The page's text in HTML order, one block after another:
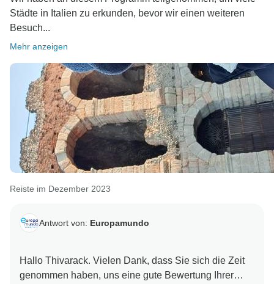
Städte in Italien zu erkunden, bevor wir einen weiteren
Besuch...
Mehr anzeigen
Reiste im Dezember 2023
Antwort von: Europamundo
Hallo Thivarack. Vielen Dank, dass Sie sich die Zeit
genommen haben, uns eine gute Bewertung Ihrer